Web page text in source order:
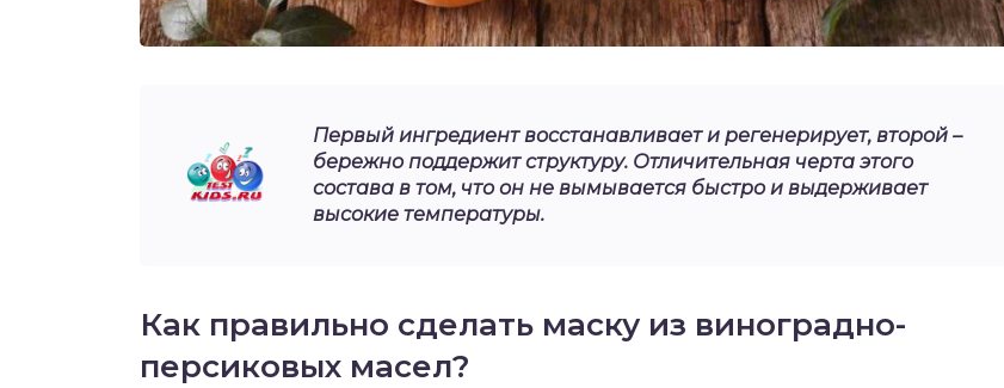
Первый ингредиент восстанавливает и регенерирует, второй –
бережно поддержит структуру. Отличительная черта этого
состава в том, что он не вымывается быстро и выдерживает
высокие температуры.
Как правильно сделать маску из виноградно-
персиковых масел?